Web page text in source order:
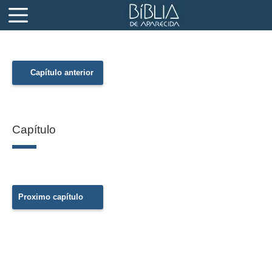
Capítulo anterior
Capítulo
Proximo capítulo